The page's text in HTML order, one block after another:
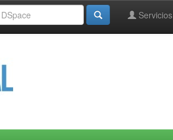
Servicios